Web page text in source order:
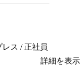
ス / 正社員
詳細を表示